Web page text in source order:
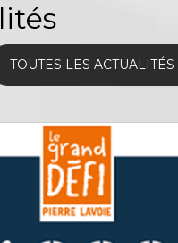
TOUTES LES ACTUALITÉS